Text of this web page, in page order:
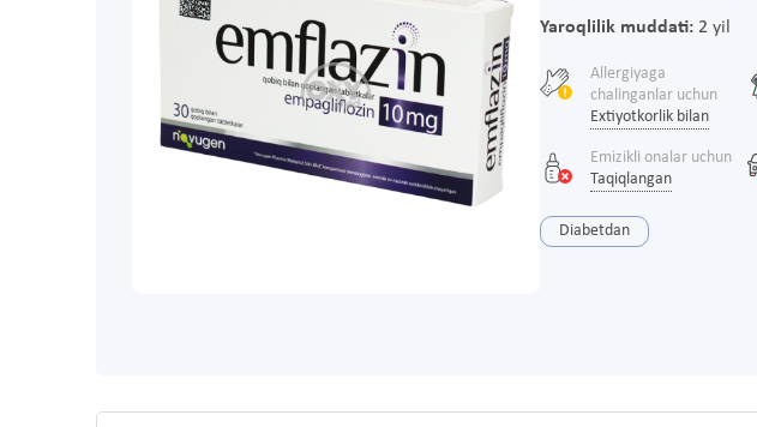
Yaroqlilik muddati:2 yil
Allergiyaga
chalinganlar uchun
Extiyotkorlik bilan
Emizikli onalar uchun
Taqiqlangan
Diabetdan